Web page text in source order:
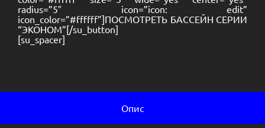
radius=”5″ icon=”icon: edit”
icon_color=”#ffffff”]ПОСМОТРЕТЬ БАССЕЙН СЕРИИ
“ЭКОНОМ”[/su_button]
[su_spacer]
Опис